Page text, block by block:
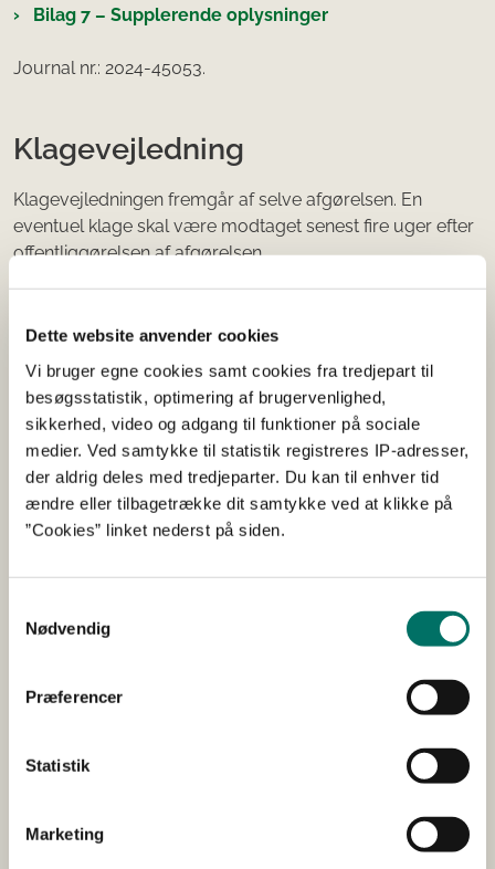
Dette website anvender cookies
Vi bruger egne cookies samt cookies fra tredjepart til
besøgsstatistik, optimering af brugervenlighed,
sikkerhed, video og adgang til funktioner på sociale
medier. Ved samtykke til statistik registreres IP-adresser,
der aldrig deles med tredjeparter. Du kan til enhver tid
ændre eller tilbagetrække dit samtykke ved at klikke på
”Cookies” linket nederst på siden.
Nødvendig
Præferencer
Statistik
Marketing
Bilag 7 – Supplerende oplysninger
Journal nr.: 2024-45053.
Klagevejledning
Klagevejledningen fremgår af selve afgørelsen. En
eventuel klage skal være modtaget senest fire uger efter
offentliggørelsen af afgørelsen.
måneder fra afgørelsens offentliggørelse.
Offentliggørelse
Styrelsen for Grøn Arealomlægning og Vandmiljøs
afgørelse annonceres og offentliggøres udelukkende
omfattet af reglerne om aktindsigt. Offentligheden har
adgang til sagens øvrige oplysninger med de
Abonnér
og Vandmiljø sendt til din mailboks.